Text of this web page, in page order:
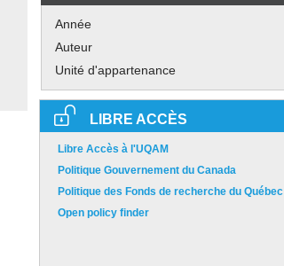
Année
Auteur
Unité d'appartenance
LIBRE ACCÈS
Libre Accès à l'UQAM
Politique Gouvernement du Canada
Politique des Fonds de recherche du Québec
Open policy finder